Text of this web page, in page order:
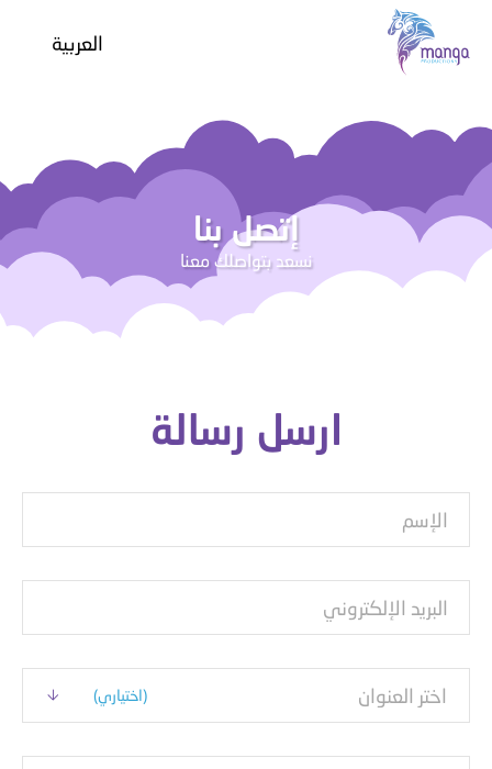
عن مانجا
«نجد»
العربية
إتصل بنا
نسعد بتواصلك معنا
ارسل رسالة
الإسم
البريد الإلكتروني
(اختياري)